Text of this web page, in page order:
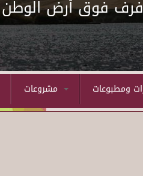
فوق أرض الوطن
ومطبوعات